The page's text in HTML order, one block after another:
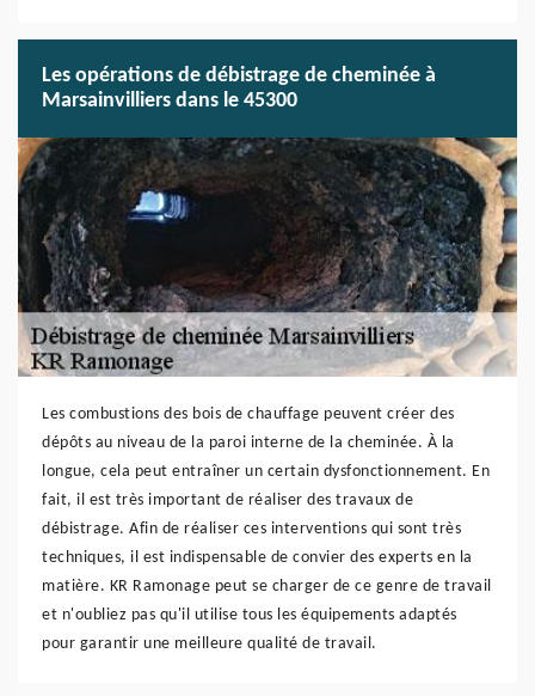
Les opérations de débistrage de cheminée à
Marsainvilliers dans le 45300
Les combustions des bois de chauffage peuvent créer des
dépôts au niveau de la paroi interne de la cheminée. À la
longue, cela peut entraîner un certain dysfonctionnement. En
fait, il est très important de réaliser des travaux de
débistrage. Afin de réaliser ces interventions qui sont très
techniques, il est indispensable de convier des experts en la
matière. KR Ramonage peut se charger de ce genre de travail
et n'oubliez pas qu'il utilise tous les équipements adaptés
pour garantir une meilleure qualité de travail.